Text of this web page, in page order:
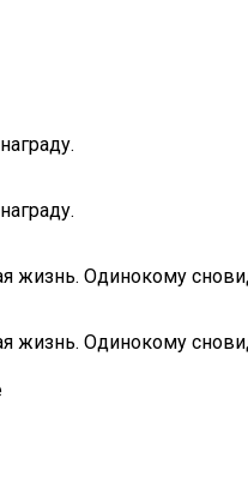
жизнь. Одинокому
жизнь. Одинокому